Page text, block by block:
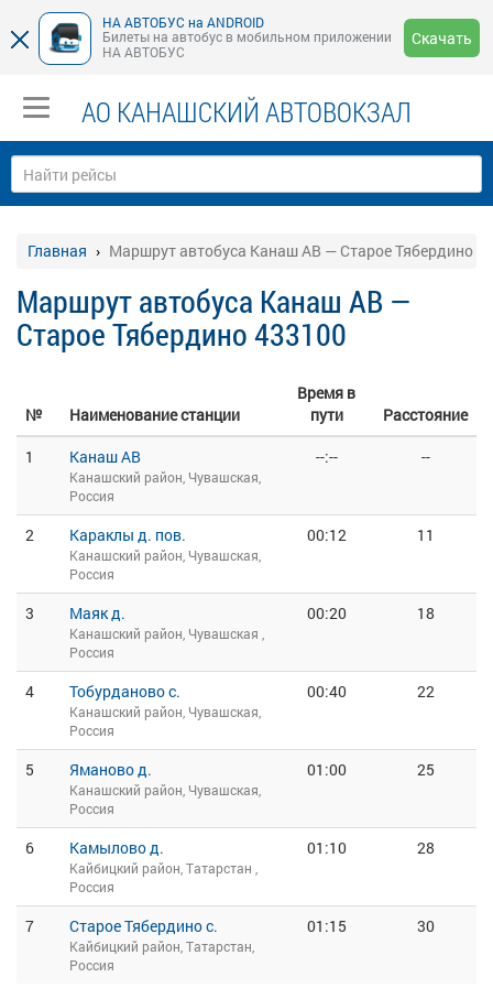
НА АВТОБУС на ANDROID
Билеты на автобус в мобильном приложении
НА АВТОБУС
Скачать
АО КАНАШСКИЙ АВТОВОКЗАЛ
Главная Маршрут автобуса Канаш АВ — Старое Тябердино
Маршрут автобуса Канаш АВ —
Старое Тябердино 433100
№ Наименование станции
Время в
пути
Расстояние
1
Канаш АВ
Канашский район, Чувашская,
Россия
--:-- --
2 Караклы д. пов.
Канашский район, Чувашская,
Россия
00:12 11
3 Маяк д.
Канашский район, Чувашская ,
Россия
00:20 18
4 Тобурданово с.
Канашский район, Чувашская,
Россия
00:40 22
5 Яманово д.
Канашский район, Чувашская,
Россия
01:00 25
6 Камылово д.
Кайбицкий район, Татарстан ,
Россия
01:10 28
7 Старое Тябердино с.
Кайбицкий район, Татарстан,
Россия
01:15 30